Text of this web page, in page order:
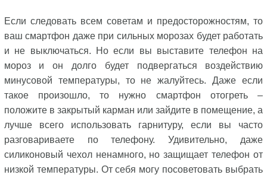
Если следовать всем советам и предосторожностям, то
ваш смартфон даже при сильных морозах будет работать
и не выключаться. Но если вы выставите телефон на
мороз и он долго будет подвергаться воздействию
минусовой температуры, то не жалуйтесь. Даже если
такое произошло, то нужно смартфон отогреть –
положите в закрытый карман или зайдите в помещение, а
лучше всего использовать гарнитуру, если вы часто
разговариваете по телефону. Удивительно, даже
силиконовый чехол ненамного, но защищает телефон от
низкой температуры. От себя могу посоветовать выбрать